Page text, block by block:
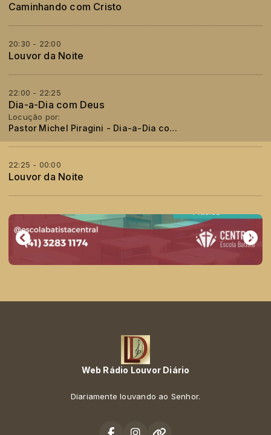
Caminhando com Cristo
20:30 - 22:00
Louvor da Noite
22:00 - 22:25
Dia-a-Dia com Deus
Locução por:
Pastor Michel Piragini - Dia-a-Dia com Deus
22:25 - 00:00
Louvor da Noite
Web Rádio Louvor Diário
Diariamente louvando ao Senhor.